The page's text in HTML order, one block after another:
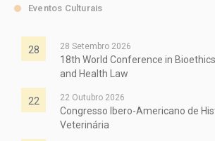
Eventos Culturais
28 28 Setembro 2026
18th World Conference in
and Health Law
22 22 Outubro 2026
Congresso Ibero-Americano de
Veterinária